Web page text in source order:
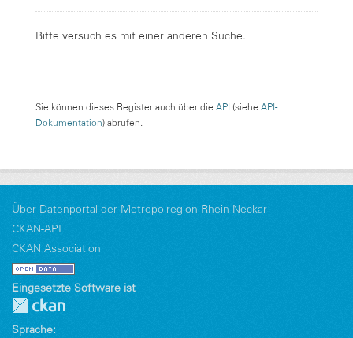
Bitte versuch es mit einer anderen Suche.
Sie können dieses Register auch über die API (siehe API-
Dokumentation) abrufen.
Über Datenportal der Metropolregion Rhein-Neckar
CKAN-API
CKAN Association
Eingesetzte Software ist
Sprache